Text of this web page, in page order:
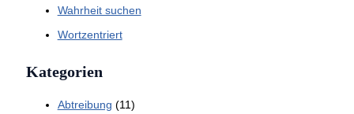
Wahrheit suchen
Wortzentriert
Kategorien
Abtreibung (11)